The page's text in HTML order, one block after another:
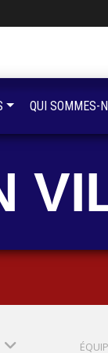
QUI SOMMES-